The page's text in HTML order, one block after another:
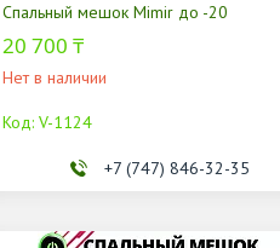
Спальный мешок Mimir до -20
20 700 ₸
Нет в наличии
V-1124
+7 (747) 846-32-35